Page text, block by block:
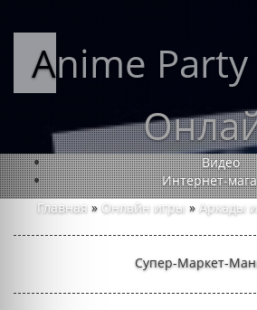
Anime
Видео
Интернет-
Главная» Онлайн игры» Аркады
Супер-Маркет-